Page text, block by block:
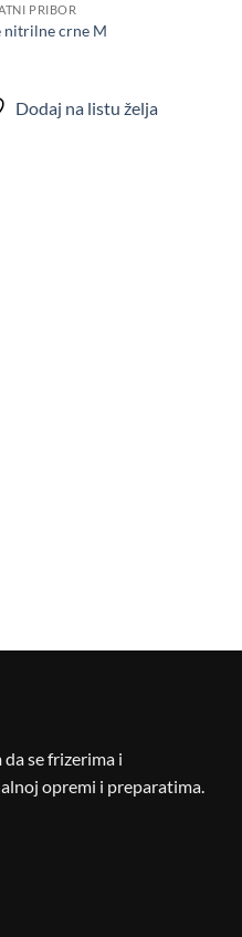
PRIBOR
nitrilne crne M
Dodaj na listu želja
se frizerima i
opremi i preparatima.